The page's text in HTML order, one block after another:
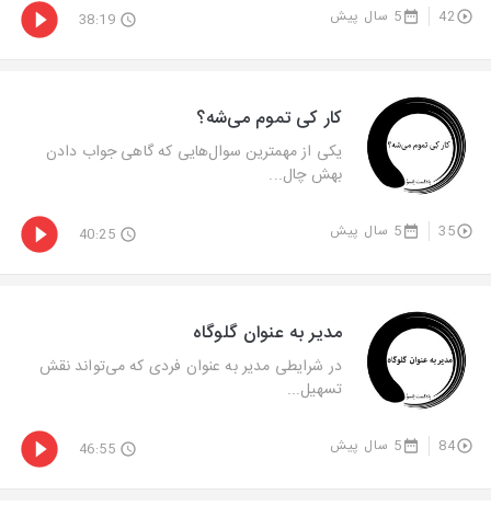
42 5 سال پیش 38:19
کار کی تموم می‌شه؟
یکی از مهمترین سوال‌هایی که گاهی جواب دادن
بهش چال...
35 5 سال پیش 40:25
مدیر به عنوان گلوگاه
در شرایطی مدیر به عنوان فردی که می‌تواند نقش
تسهیل...
84 5 سال پیش 46:55